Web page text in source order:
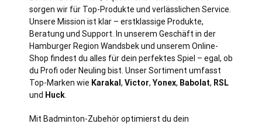
sorgen wir für Top-Produkte und verlässlichen Service.
Unsere Mission ist klar – erstklassige Produkte,
Beratung und Support. In unserem Geschäft in der
Hamburger Region Wandsbek und unserem Online-
Shop findest du alles für dein perfektes Spiel – egal, ob
du Profi oder Neuling bist. Unser Sortiment umfasst
Top-Marken wie Karakal , Victor, Yonex, Babolat, RSL
und Huck
Mit Badminton-Zubehör optimierst du dein